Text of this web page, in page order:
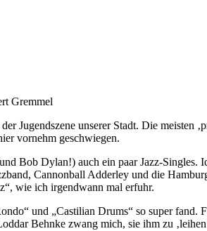
Gremmel
unserer Stadt. Die meisten
vornehm geschwiegen.
Bob Dylan!) auch ein paar Jazz-Singles.
Cannonball Adderley und die
wie ich irgendwann mal erfuhr.
und „Castilian Drums“ so super
Behnke zwang mich, sie ihm zu